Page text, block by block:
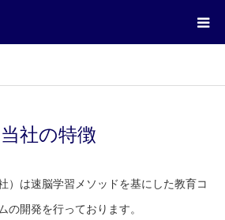
当社の特徴
）は速脳学習メソッドを基にした教育コ
の開発を行っております。